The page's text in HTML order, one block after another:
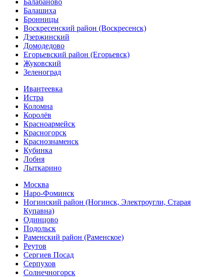
Балашиха
Бронницы
Воскресенский район (Воскресенск)
Дзержинский
Домодедово
Егорьевский район (Егорьевск)
Жуковский
Зеленоград
Ивантеевка
Истра
Коломна
Королёв
Красноармейск
Красногорск
Краснознаменск
Кубинка
Лобня
Лыткарино
Москва
Наро-Фоминск
Ногинский район (Ногинск, Электроугли, Старая
Купавна)
Одинцово
Подольск
Раменский район (Раменское)
Реутов
Сергиев Посад
Серпухов
Солнечногорск